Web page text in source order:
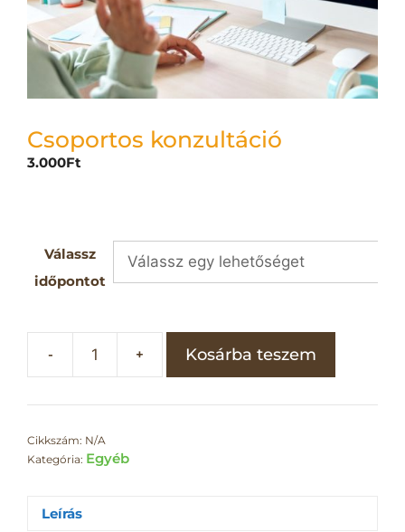
Csoportos konzultáció
3.000Ft
Válassz
időpontot
- + Kosárba teszem
Cikkszám: N/A
Kategória: Egyéb
Leírás